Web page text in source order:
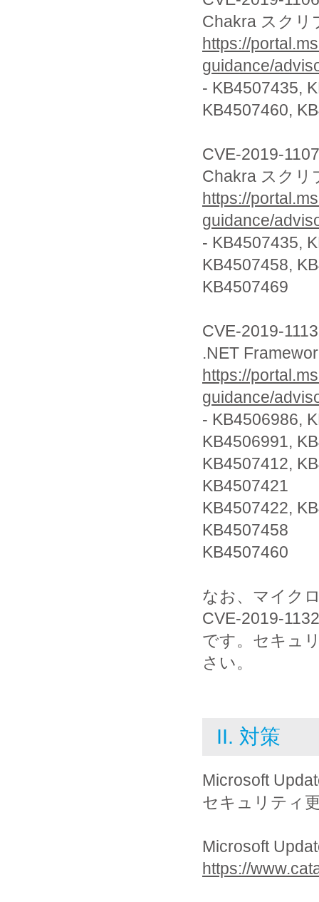
Chakra スクリ
https://
guidance/
- KB4507435,
KB4507460,
CVE-2019-1107
Chakra スクリ
https://
guidance/
- KB4507435,
KB4507458,
KB4507469
CVE-2019-1113
.NET
https://
guidance/
- KB4506986,
KB4506991,
KB4507412,
KB4507421
KB4507422,
KB4507458
KB4507460
なお、マイク
CVE-2019-
です。セキュ
さい。
II. 対策
Microsoft
セキュリティ
Microsoft
https://